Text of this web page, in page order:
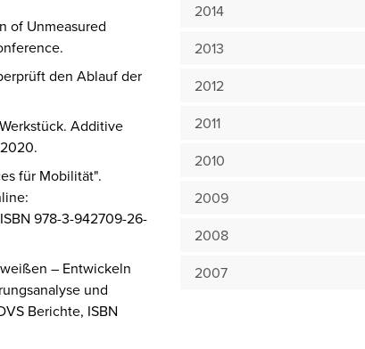
of Unmeasured
den Ablauf der
Additive
für Mobilität".
978-3-942709-26-
– Entwickeln
und
Berichte, ISBN
2014
2013
2012
2011
2010
2009
2008
2007